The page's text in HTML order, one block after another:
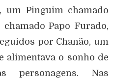
um Pinguim chamado
Papo Furado,
por Chanão, um
alimentava o sonho de
personagens. Nas